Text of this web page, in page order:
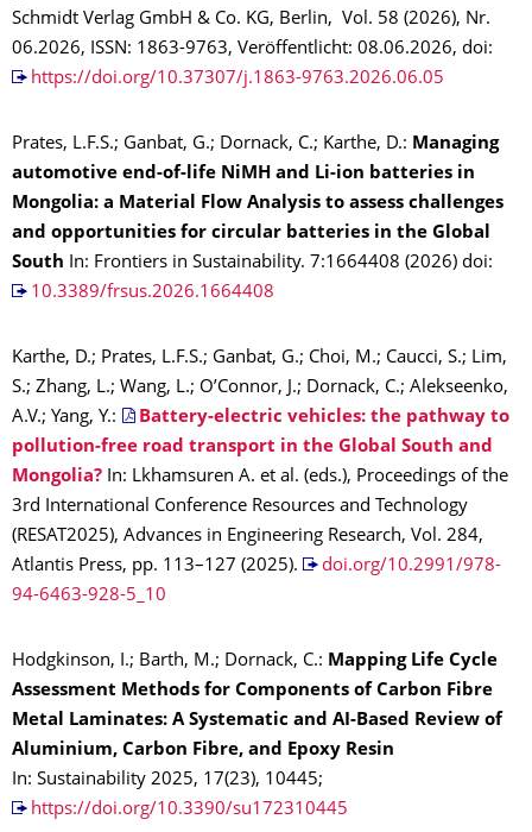
Schmidt Verlag GmbH & Co. KG, Berlin, Vol. 58 (2026), Nr.
06.2026, ISSN: 1863-9763, Veröffentlicht: 08.06.2026, doi:
https://doi.org/10.37307/j.1863-9763.2026.06.05
Prates, L.F.S.; Ganbat, G.; Dornack, C.; Karthe, D.: Managing
automotive end-of-life NiMH and Li-ion batteries in
Mongolia: a Material Flow Analysis to assess challenges
and opportunities for circular batteries in the Global
South In: Frontiers in Sustainability. 7:1664408 (2026) doi:
10.3389/frsus.2026.1664408
Karthe, D.; Prates, L.F.S.; Ganbat, G.; Choi, M.; Caucci, S.; Lim,
S.; Zhang, L.; Wang, L.; O’Connor, J.; Dornack, C.; Alekseenko,
A.V.; Yang, Y.:
Battery-electric vehicles: the pathway to
pollution-free road transport in the Global South and
Mongolia? In: Lkhamsuren A. et al. (eds.), Proceedings of the
3rd International Conference Resources and Technology
(RESAT2025), Advances in Engineering Research, Vol. 284,
Atlantis Press, pp. 113–127 (2025).
doi.org/10.2991/978-
94-6463-928-5_10
Hodgkinson, I.; Barth, M.; Dornack, C.: Mapping Life Cycle
Assessment Methods for Components of Carbon Fibre
Metal Laminates: A Systematic and AI-Based Review of
Aluminium, Carbon Fibre, and Epoxy Resin
In: Sustainability 2025, 17(23), 10445;
https://doi.org/10.3390/su172310445